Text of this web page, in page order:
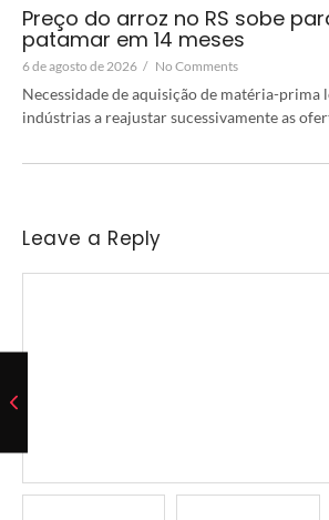
Preço do arroz no RS sobe
patamar em 14 meses
6 de agosto de 2026 / No Comments
Necessidade de aquisição de matéria-prima
indústrias a reajustar sucessivamente as
Leave a Reply